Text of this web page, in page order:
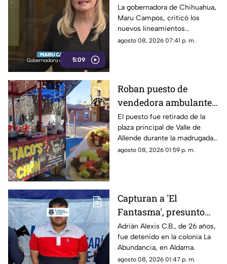
5:09
para medios y advierte
riesgos para la libertad
de expresión
La gobernadora de Chihuahua,
Maru Campos, criticó los
nuevos lineamientos
relacionados con los derechos
agosto 08, 2026 07:41 p. m.
Roban puesto de
vendedora ambulante
en Valle de Allende;
piden ayuda para
localizarlo
El puesto fue retirado de la
plaza principal de Valle de
Allende durante la madrugada,
junto con el asador, carpa,
agosto 08, 2026 01:59 p. m.
Capturan a 'El
Fantasma', presunto
líder delictivo en
Aldama
Adrián Alexis C.B., de 26 años,
fue detenido en la colonia La
Abundancia, en Aldama.
agosto 08, 2026 01:47 p. m.